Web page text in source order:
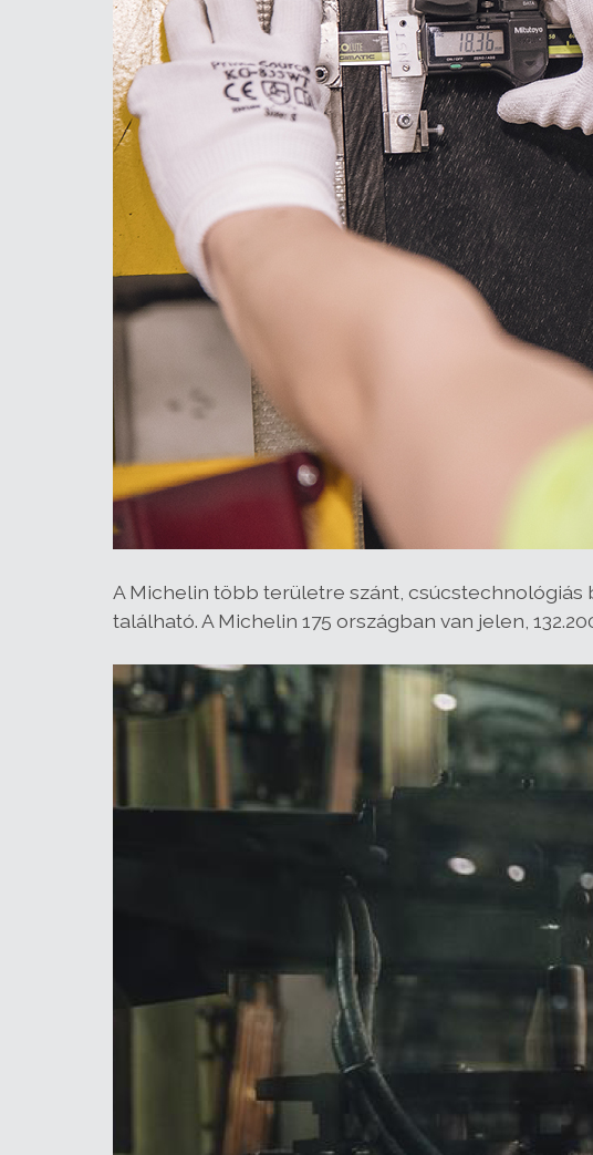
A Michelin több területre szánt,
található. A Michelin 175 országban van jelen,